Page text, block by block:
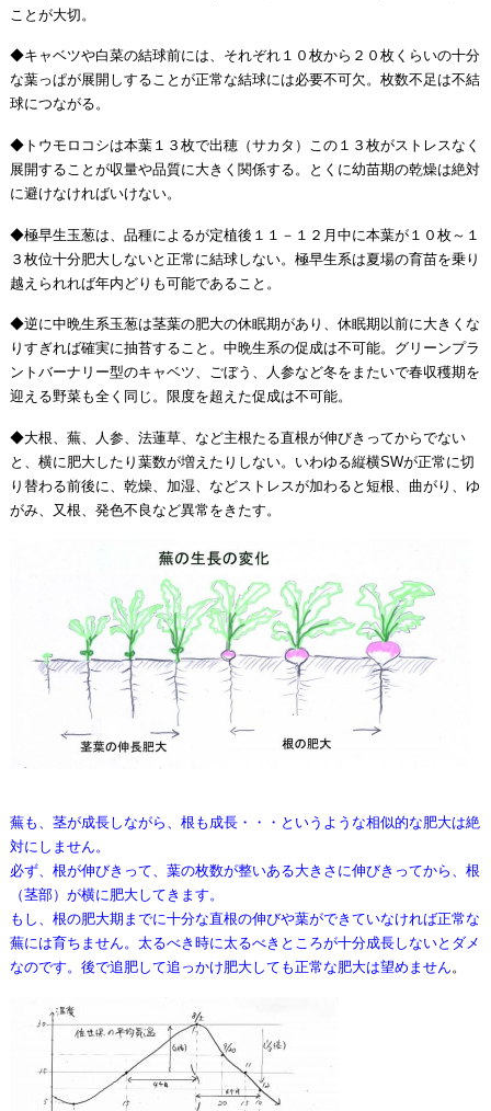
ことが大切。
◆キャベツや白菜の結球前には、それぞれ１０枚から２０枚くらいの十分
な葉っぱが展開しすることが正常な結球には必要不可欠。枚数不足は不結
球につながる。
◆トウモロコシは本葉１３枚で出穂（サカタ）この１３枚がストレスなく
展開することが収量や品質に大きく関係する。とくに幼苗期の乾燥は絶対
に避けなければいけない。
◆極早生玉葱は、品種によるが定植後１１－１２月中に本葉が１０枚～１
３枚位十分肥大しないと正常に結球しない。極早生系は夏場の育苗を乗り
越えられれば年内どりも可能であること。
◆逆に中晩生系玉葱は茎葉の肥大の休眠期があり、休眠期以前に大きくな
りすぎれば確実に抽苔すること。中晩生系の促成は不可能。グリーンプラ
ントバーナリー型のキャベツ、ごぼう、人参など冬をまたいで春収穫期を
迎える野菜も全く同じ。限度を超えた促成は不可能。
◆大根、蕪、人参、法蓮草、など主根たる直根が伸びきってからでない
と、横に肥大したり葉数が増えたりしない。いわゆる縦横SWが正常に切
り替わる前後に、乾燥、加湿、などストレスが加わると短根、曲がり、ゆ
がみ、又根、発色不良など異常をきたす。
蕪も、茎が成長しながら、根も成長・・・というような相似的な肥大は絶
対にしません。
必ず、根が伸びきって、葉の枚数が整いある大きさに伸びきってから、根
（茎部）が横に肥大してきます。
もし、根の肥大期までに十分な直根の伸びや葉ができていなければ正常な
蕪には育ちません。太るべき時に太るべきところが十分成長しないとダメ
なのです。後で追肥して追っかけ肥大しても正常な肥大は望めません。